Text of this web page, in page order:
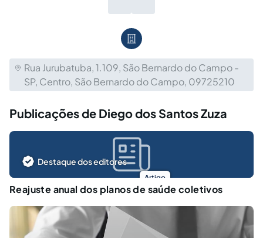
Rua Jurubatuba, 1.109, São Bernardo do Campo -
SP, Centro, São Bernardo do Campo, 09725210
Publicações de Diego dos Santos Zuza
Artigo
Destaque dos editores
Reajuste anual dos planos de saúde coletivos